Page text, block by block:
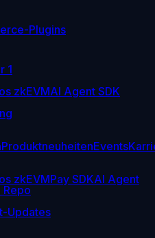
Plugins
1
zkEVMAI Agent SDK
ProduktneuheitenEvents
zkEVMPay SDKAI Agent
Repo
Updates